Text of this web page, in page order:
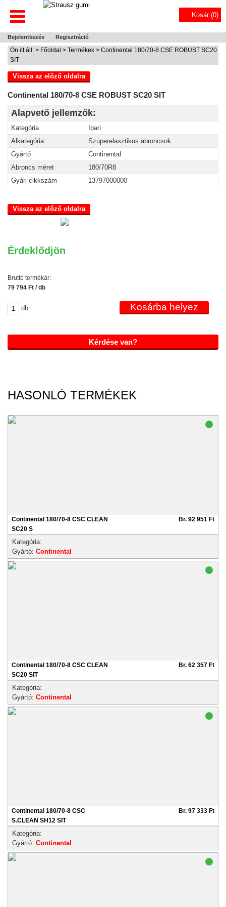
Kosár (0)
Bejelentkezés Regisztráció
Ön itt áll: > Főoldal > Termékek > Continental 180/70-8 CSE ROBUST SC20
SIT
Vissza az előző oldalra
Continental 180/70-8 CSE ROBUST SC20 SIT
Alapvető jellemzők:
Kategória
Ipari
Alkategória
Szuperelasztikus abroncsok
Gyártó
Continental
Abroncs méret
180/70R8
Gyári cikkszám
13797000000
Vissza az előző oldalra
Érdeklődjön
Bruttó termékár:
79 794 Ft / db
db
Kérdése van?
HASONLÓ TERMÉKEK
Continental 180/70-8 CSC CLEAN
SC20 S
Br. 92 951 Ft
Kategória:
Gyártó: Continental
Continental 180/70-8 CSC CLEAN
SC20 SIT
Br. 62 357 Ft
Kategória:
Gyártó: Continental
Continental 180/70-8 CSC
S.CLEAN SH12 SIT
Br. 97 333 Ft
Kategória:
Gyártó: Continental